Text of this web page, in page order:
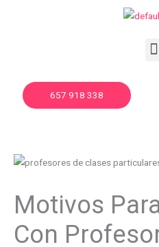
657 918 338
Motivos
Con